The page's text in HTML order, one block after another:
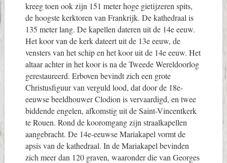
kreeg toen ook zijn 151 meter hoge gietijzeren spits,
de hoogste kerktoren van Frankrijk. De kathedraal is
135 meter lang. De kapellen dateren uit de 14e eeuw.
Het koor van de kerk dateert uit de 13e eeuw, de
vensters van het schip en het koor uit de 14e eeuw. Het
altaar achter in het koor is na de Tweede Wereldoorlog
gerestaureerd. Erboven bevindt zich een grote
Christusfiguur van verguld lood, dat door de 18e-
eeuwse beeldhouwer Clodion is vervaardigd, en twee
biddende engelen, afkomstig uit de Saint-Vincentkerk
te Rouen. Rond de kooromgang zijn straalkapellen
aangebracht. De 14e-eeuwse Mariakapel vormt de
apsis van de kathedraal. In de Mariakapel bevinden
zich meer dan 120 graven, waaronder die van Georges